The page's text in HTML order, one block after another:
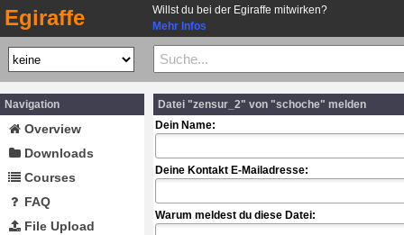
Egiraffe
Willst du bei der Egiraffe mitwirken?
Mehr Infos
Navigation
Overview
Downloads
Courses
FAQ
File Upload
Datei "zensur_2" von "schoche" melden
Dein Name:
Deine Kontakt E-Mailadresse:
Warum meldest du diese Datei: